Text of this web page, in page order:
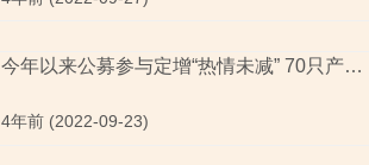
今年以来公募参与定增“热情未减” 70只产品定增额超1亿元
4年前 (2022-09-23)